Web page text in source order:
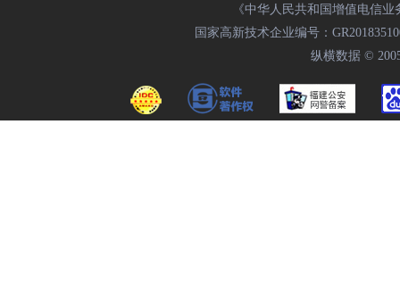
《中华人民共和国增值电信
国家高新技术企业编号：
纵横数据 ©